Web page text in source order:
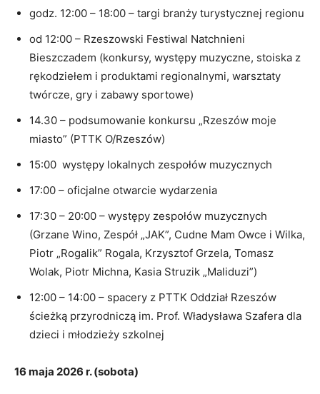
godz. 12:00 – 18:00 – targi branży turystycznej regionu
od 12:00 – Rzeszowski Festiwal Natchnieni
Bieszczadem (konkursy, występy muzyczne, stoiska z
rękodziełem i produktami regionalnymi, warsztaty
twórcze, gry i zabawy sportowe)
14.30 – podsumowanie konkursu „Rzeszów moje
miasto” (PTTK O/Rzeszów)
15:00 występy lokalnych zespołów muzycznych
17:00 – oficjalne otwarcie wydarzenia
17:30 – 20:00 – występy zespołów muzycznych
(Grzane Wino, Zespół „JAK”, Cudne Mam Owce i Wilka,
Piotr „Rogalik” Rogala, Krzysztof Grzela, Tomasz
Wolak, Piotr Michna, Kasia Struzik „Maliduzi”)
12:00 – 14:00 – spacery z PTTK Oddział Rzeszów
ścieżką przyrodniczą im. Prof. Władysława Szafera dla
dzieci i młodzieży szkolnej
16 maja 2026 r. (sobota)